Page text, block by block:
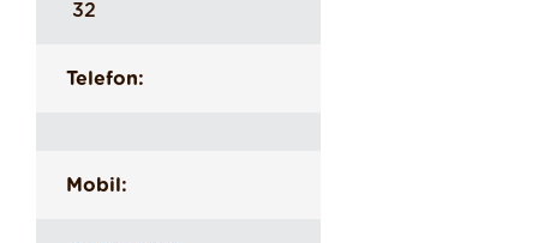
32
Telefon:
Mobil: